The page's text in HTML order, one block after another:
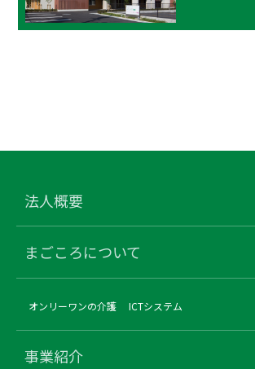
法人概要
まごころについて
オンリーワンの介護 ICTシステム
事業紹介